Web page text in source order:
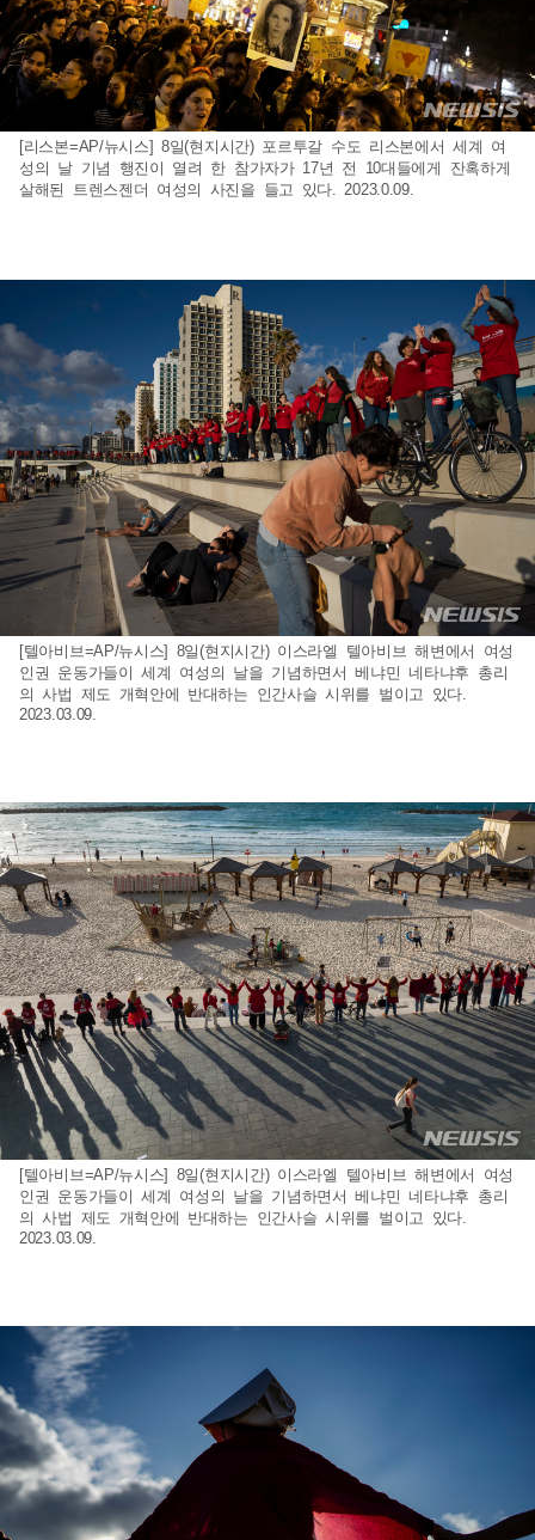
[리스본=AP/뉴시스] 8일(현지시간) 포르투갈 수도 리스본에서 세계 여
성의 날 기념 행진이 열려 한 참가자가 17년 전 10대들에게 잔혹하게
살해된 트렌스젠더 여성의 사진을 들고 있다. 2023.0.09.
[텔아비브=AP/뉴시스] 8일(현지시간) 이스라엘 텔아비브 해변에서 여성
인권 운동가들이 세계 여성의 날을 기념하면서 베냐민 네타냐후 총리
의 사법 제도 개혁안에 반대하는 인간사슬 시위를 벌이고 있다.
2023.03.09.
[텔아비브=AP/뉴시스] 8일(현지시간) 이스라엘 텔아비브 해변에서 여성
인권 운동가들이 세계 여성의 날을 기념하면서 베냐민 네타냐후 총리
의 사법 제도 개혁안에 반대하는 인간사슬 시위를 벌이고 있다.
2023.03.09.